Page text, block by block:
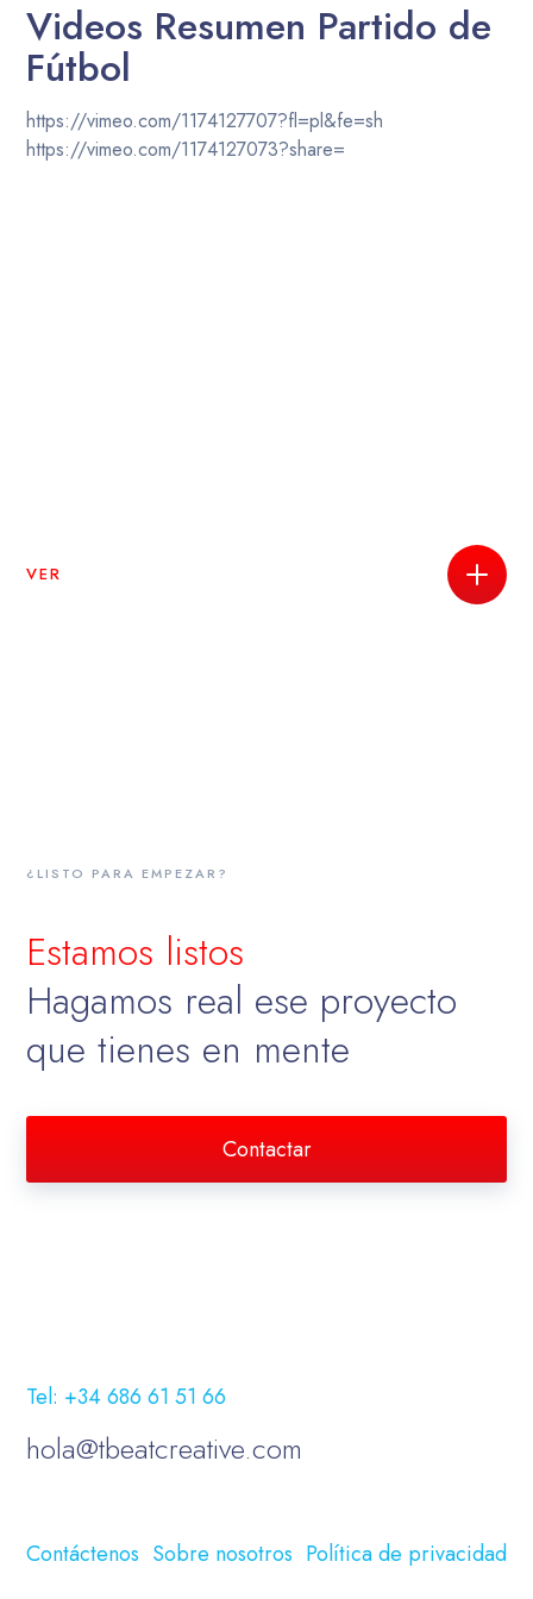
Videos Resumen Partido de
Fútbol
https://vimeo.com/1174127707?fl=pl&fe=sh
https://vimeo.com/1174127073?share=
VER
¿LISTO PARA EMPEZAR?
Estamos listos
Hagamos real ese proyecto
que tienes en mente
Contactar
Tel: +34 686 61 51 66
hola@tbeatcreative.com
Contáctenos Sobre nosotros Política de privacidad